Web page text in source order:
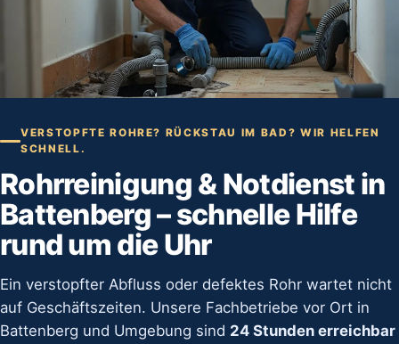
VERSTOPFTE ROHRE? RÜCKSTAU IM BAD? WIR HELFEN
SCHNELL.
Rohrreinigung & Notdienst in
Battenberg – schnelle Hilfe
rund um die Uhr
Ein verstopfter Abfluss oder defektes Rohr wartet nicht
auf Geschäftszeiten. Unsere Fachbetriebe vor Ort in
Battenberg und Umgebung sind 24 Stunden erreichbar